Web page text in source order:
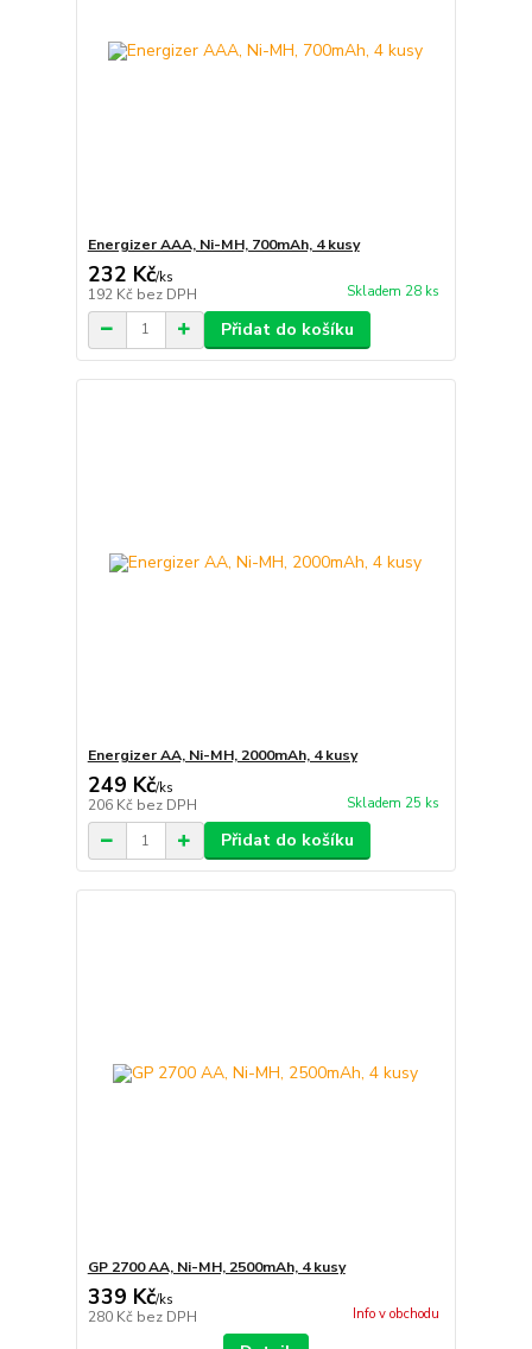
Energizer AAA, Ni-MH, 700mAh, 4 kusy
232 Kč/ks
192 Kč bez DPH Skladem 28 ks
Přidat do košíku
Energizer AA, Ni-MH, 2000mAh, 4 kusy
249 Kč/ks
206 Kč bez DPH Skladem 25 ks
Přidat do košíku
GP 2700 AA, Ni-MH, 2500mAh, 4 kusy
339 Kč/ks
280 Kč bez DPH Info v obchodu